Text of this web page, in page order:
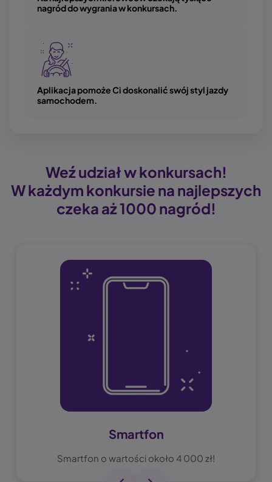
nagród do wygrania w konkursach.
Image
Aplikacja pomoże Ci doskonalić swój styl jazdy
samochodem.
Weź udział w konkursach!
W każdym konkursie na najlepszych
czeka aż 1000 nagród!
Obraz
Smartfon
Smartfon o wartości około 4 000 zł!